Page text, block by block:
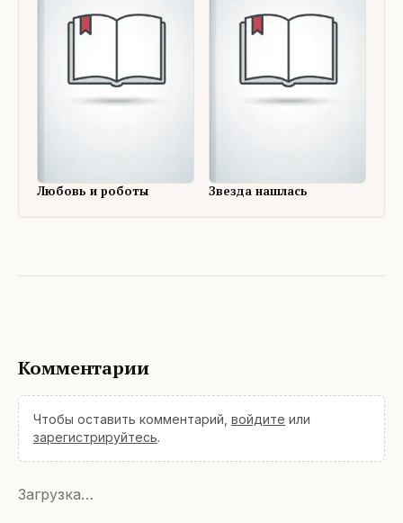
Любовь и роботы Звезда нашлась
Комментарии
Чтобы оставить комментарий, войдите или
зарегистрируйтесь.
Загрузка…